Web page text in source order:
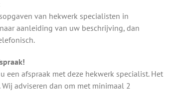
van hekwerk specialisten in
aanleiding van uw beschrijving, dan
een afspraak met deze hekwerk specialist. Het
adviseren dan om met minimaal 2